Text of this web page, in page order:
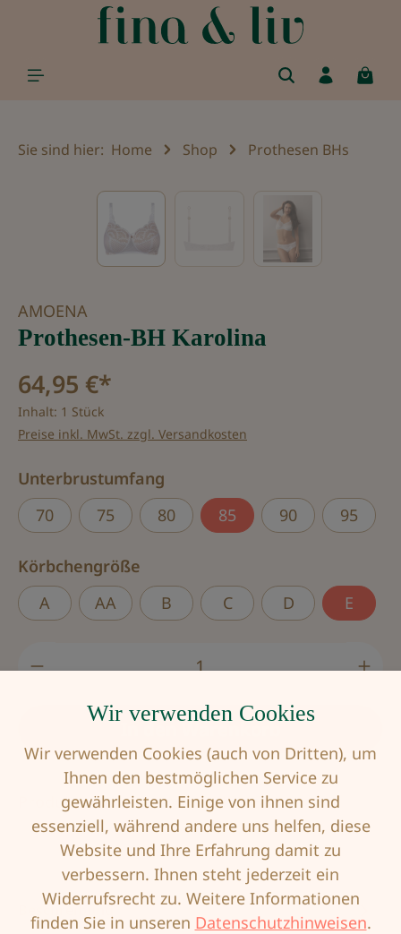
springen
Sie sind hier: Home Shop Prothesen BHs
Bildergalerie überspringen
AMOENA
Prothesen-BH Karolina
64,95 €*
Inhalt: 1 Stück
Preise inkl. MwSt. zzgl. Versandkosten
Unterbrustumfang
70
75 80 85 90 95
Körbchengröße
A
AA B C D E
Produkt Anzahl: Gib den gewünschten
In den Warenkorb
Produktnummer:AMO-54450635
Beschreibung
Wir verwenden Cookies
Wir verwenden Cookies (auch von Dritten), um
Ihnen den bestmöglichen Service zu
gewährleisten. Einige von ihnen sind
essenziell, während andere uns helfen, diese
Website und Ihre Erfahrung damit zu
verbessern. Ihnen steht jederzeit ein
Widerrufsrecht zu. Weitere Informationen
finden Sie in unseren Datenschutzhinweisen.